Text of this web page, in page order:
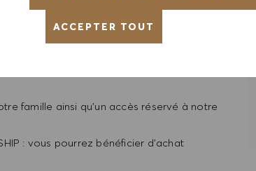
ACCEPTER TOUT
d’entreprise, la responsabilité personnelle,
de 17.000 salariés à travers le monde.
de succès avec une croissance de +
famille ainsi qu’un accès réservé à notre
: vous pourrez bénéficier d’achat